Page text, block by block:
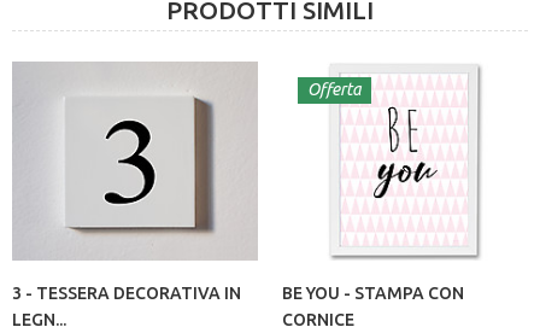
PRODOTTI SIMILI
3 - TESSERA DECORATIVA IN
LEGN...
Offerta
BE YOU - STAMPA CON
CORNICE